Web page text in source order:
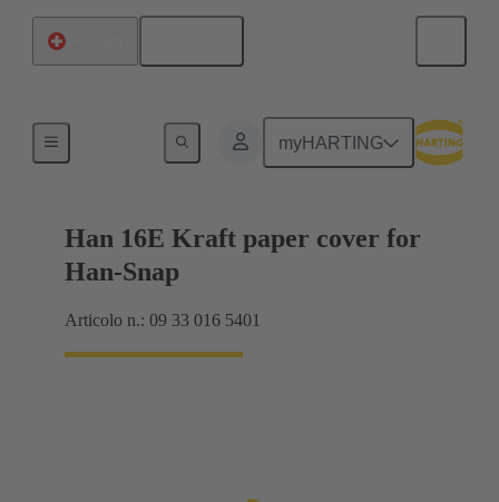
myHARTING
Han 16E Kraft paper cover for
Han-Snap
Articolo n.: 09 33 016 5401